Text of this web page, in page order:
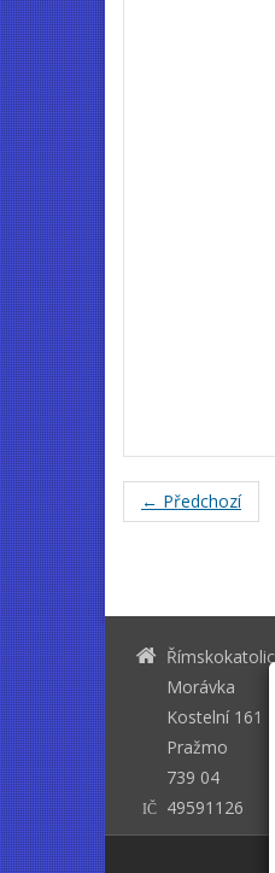
← Předchozí
Morávka
Kostelní 161
Pražmo
739 04
IČ 49591126